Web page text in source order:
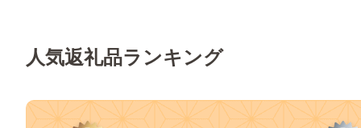
人気返礼品ランキング